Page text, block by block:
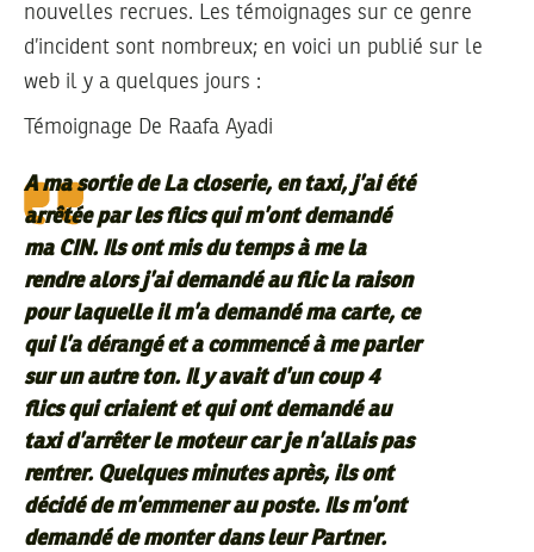
nouvelles recrues. Les témoignages sur ce genre
d’incident sont nombreux; en voici un publié sur le
web il y a quelques jours :
Témoignage De Raafa Ayadi
A ma sortie de La closerie, en taxi, j’ai été
arrêtée par les flics qui m’ont demandé
ma CIN. Ils ont mis du temps à me la
rendre alors j’ai demandé au flic la raison
pour laquelle il m’a demandé ma carte, ce
qui l’a dérangé et a commencé à me parler
sur un autre ton. Il y avait d’un coup 4
flics qui criaient et qui ont demandé au
taxi d’arrêter le moteur car je n’allais pas
rentrer. Quelques minutes après, ils ont
décidé de m’emmener au poste. Ils m’ont
demandé de monter dans leur Partner.